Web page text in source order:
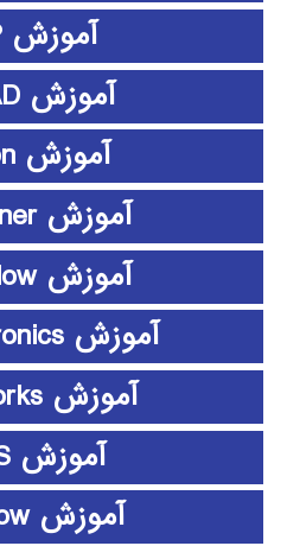
آموزش PHP
آموزش PSCAD
آموزش python
آموزش rapidminer
آموزش ShowFlow
آموزش SimElectronics
آموزش SolidWorks
آموزش SPSS
آموزش stateflow